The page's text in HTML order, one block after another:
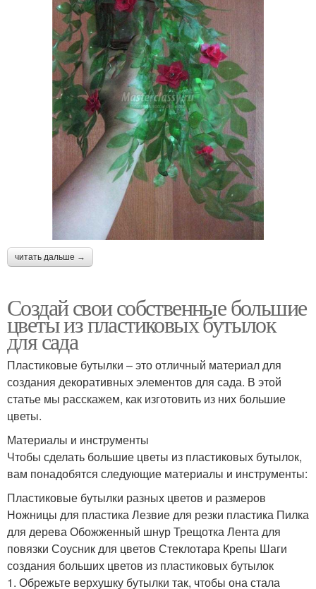
читать дальше →
Создай свои собственные большие
цветы из пластиковых бутылок
для сада
Пластиковые бутылки – это отличный материал для
создания декоративных элементов для сада. В этой
статье мы расскажем, как изготовить из них большие
цветы.
Материалы и инструменты
Чтобы сделать большие цветы из пластиковых бутылок,
вам понадобятся следующие материалы и инструменты:
Пластиковые бутылки разных цветов и размеров
Ножницы для пластика Лезвие для резки пластика Пилка
для дерева Обожженный шнур Трещотка Лента для
повязки Соусник для цветов Стеклотара Крепы Шаги
создания больших цветов из пластиковых бутылок
1. Обрежьте верхушку бутылки так, чтобы она стала